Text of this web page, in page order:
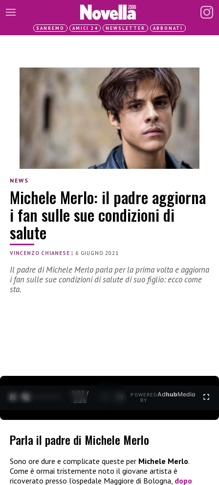
SANREMO AMICI 24 NEWSLETTER ABBONATI
NEWS
Michele Merlo: il padre aggiorna
i fan sulle sue condizioni di
salute
VINCENZO CHIANESE | 6 GIUGNO 2021
Il padre di Michele Merlo parla per la prima volta e aggiorna
i fan sulle sue condizioni di salute di suo figlio: ecco come
sta.
0:04 /
3:35
POWERED
BY
AdhubMedia
Parla il padre di Michele Merlo
Sono ore dure e complicate queste per Michele Merlo.
Come è ormai tristemente noto il giovane artista è
ricoverato presso l’ospedale Maggiore di Bologna, dopo